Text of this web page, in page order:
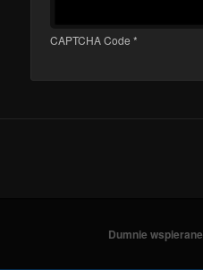
CAPTCHA Code *
Dumnie